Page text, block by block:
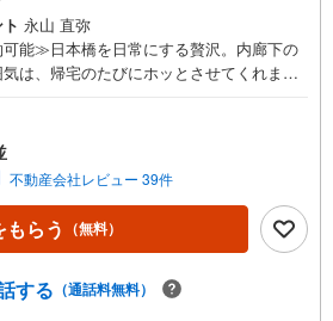
永山 直弥
能≫日本橋を日常にする贅沢。内廊下の
は、帰宅のたびにホッとさせてくれま
未来に起こるであろうご自宅リフォーム
ご提案「ミラカレクラブ」。・ 不動産売
麗にかつ瀟洒にさせるCG加工ホームステ
。・ 購入者様へ、税理士による確定申告
をご招待いたします。◆ご予約に際して◆
お伝えください。（もちろん当日でも対応
ございますのでご容赦ください。事前にご
不動産会社レビュー 39件
もらう （無料）
する （通話料無料）